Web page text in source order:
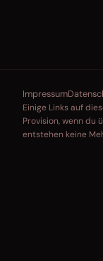
Impressum
Einige Links auf
Provision, wenn du
entstehen keine